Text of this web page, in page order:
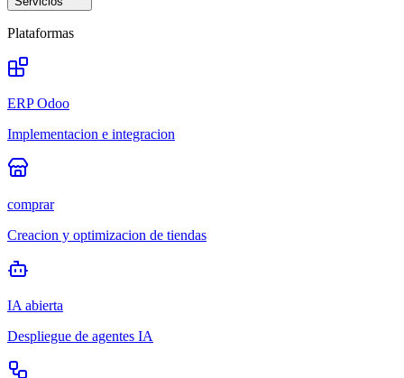
Plataformas
ERP Odoo
Implementacion e integracion
comprar
Creacion y optimizacion de tiendas
IA abierta
Despliegue de agentes IA